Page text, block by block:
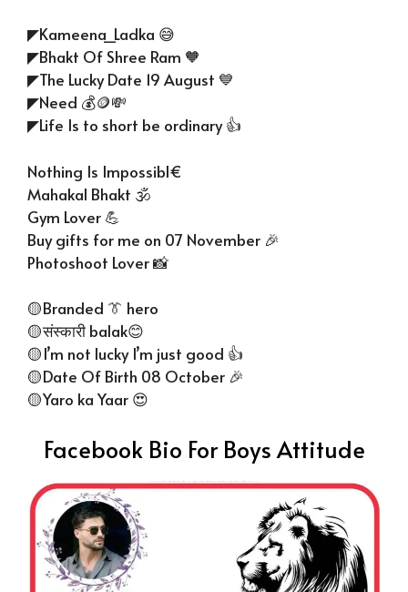
◤Kameena_Ladka 😅
◤Bhakt Of Shree Ram 🧡
◤The Lucky Date 19 August 💙
◤Need 💰🪙💸
◤Life Is to short be ordinary 👍
Nothing Is Impossibl€
Mahakal Bhakt 🕉
Gym Lover 💪
Buy gifts for me on 07 November 🎉
Photoshoot Lover 📸
🟡Branded 👔 hero
🟡संस्कारी balak😊
🟡I’m not lucky I’m just good 👍
🟡Date Of Birth 08 October 🎉
🟡Yaro ka Yaar 😍
Facebook Bio For Boys Attitude